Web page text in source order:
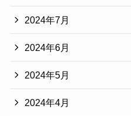
2024年7月
2024年6月
2024年5月
2024年4月